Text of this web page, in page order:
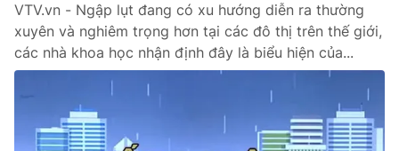
Xã hội
Pháp luật
Y tế
VTV.vn - Ngập lụt đang có xu hướng diễn ra thường
xuyên và nghiêm trọng hơn tại các đô thị trên thế giới,
các nhà khoa học nhận định đây là biểu hiện của...